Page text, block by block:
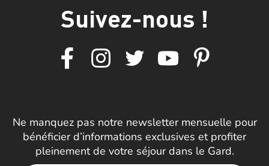
Suivez-nous !
Ne manquez pas notre newsletter mensuelle pour
bénéficier d’informations exclusives et profiter
pleinement de votre séjour dans le Gard.